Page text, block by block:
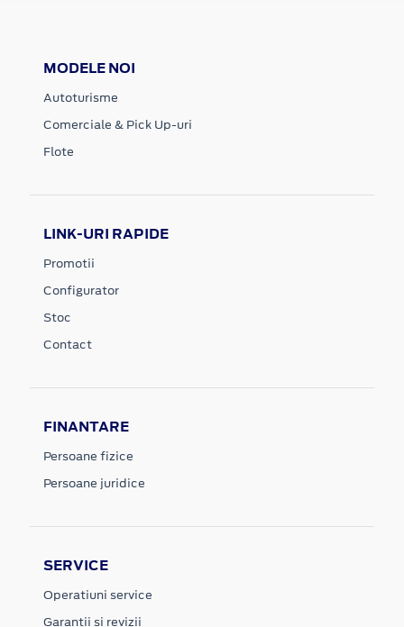
MODELE NOI
Autoturisme
Comerciale & Pick Up-uri
Flote
LINK-URI RAPIDE
Promotii
Configurator
Stoc
Contact
FINANTARE
Persoane fizice
Persoane juridice
SERVICE
Operatiuni service
Garantii si revizii